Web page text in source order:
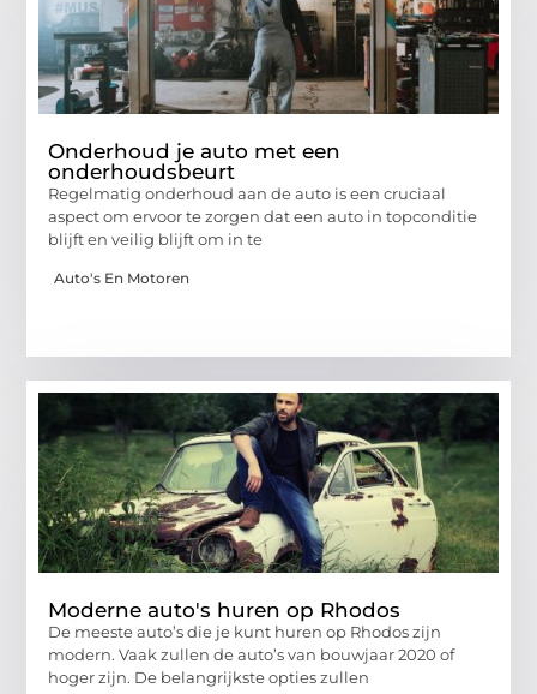
Onderhoud je auto met een
onderhoudsbeurt
Regelmatig onderhoud aan de auto is een cruciaal
aspect om ervoor te zorgen dat een auto in topconditie
blijft en veilig blijft om in te
Auto's En Motoren
Moderne auto's huren op Rhodos
De meeste auto’s die je kunt huren op Rhodos zijn
modern. Vaak zullen de auto’s van bouwjaar 2020 of
hoger zijn. De belangrijkste opties zullen